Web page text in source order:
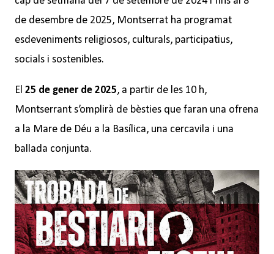
de desembre de 2025, Montserrat ha programat
esdeveniments religiosos, culturals, participatius,
socials i sostenibles.
El 25 de gener de 2025, a partir de les 10 h,
Montserrant s’omplirà de bèsties que faran una ofrena
a la Mare de Déu a la Basílica, una cercavila i una
ballada conjunta.